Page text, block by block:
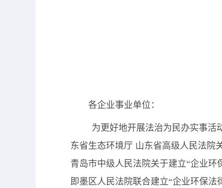
姓名
身份证号码
各企业事业单位：
为更好地开展法治为民办实事活
东省生态环境厅 山东省高级人民法院
青岛市中级人民法院关于建立“企业
即墨区人民法院联合建立“企业环保法